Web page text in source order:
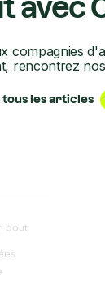
avec
compagnies
rencontrez
tous les articles
bout